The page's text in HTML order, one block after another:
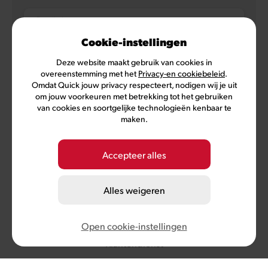
E-mailadres
NL
Voorwaarden MyQuick
Cookievoorkeuren
Quick, lid van Comeos en Bemora
info@quick.be
Cookie-instellingen
Deze website maakt gebruik van cookies in
overeenstemming met het Privacy-en cookiebeleid.
Omdat Quick jouw privacy respecteert, nodigen wij je uit
om jouw voorkeuren met betrekking tot het gebruiken
van cookies en soortgelijke technologieën kenbaar te
maken.
Accepteer alles
Alles weigeren
Open cookie-instellingen